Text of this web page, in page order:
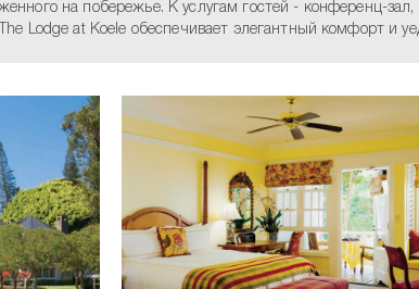
на побережье. К услугам гостей - конференц-
Lodge at Koele обеспечивает элегантный комфорт и